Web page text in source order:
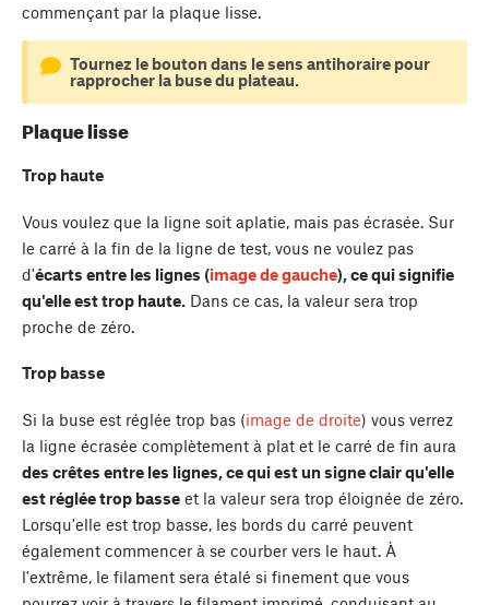
commençant par la plaque lisse.
Tournez le bouton dans le sens antihoraire pour
rapprocher la buse du plateau.
Plaque lisse
Trop haute
Vous voulez que la ligne soit aplatie, mais pas écrasée. Sur
le carré à la fin de la ligne de test, vous ne voulez pas
d'écarts entre les lignes (image de gauche), ce qui signifie
qu'elle est trop haute. Dans ce cas, la valeur sera trop
proche de zéro.
Trop basse
Si la buse est réglée trop bas (image de droite) vous verrez
la ligne écrasée complètement à plat et le carré de fin aura
des crêtes entre les lignes, ce qui est un signe clair qu'elle
est réglée trop basse et la valeur sera trop éloignée de zéro.
Lorsqu'elle est trop basse, les bords du carré peuvent
également commencer à se courber vers le haut. À
l'extrême, le filament sera étalé si finement que vous